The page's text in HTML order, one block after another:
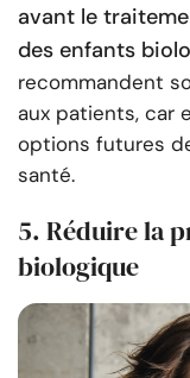
avant le
des enfants
recommandent
aux patients, car
options futures
santé.
5. Réduire la
biologique